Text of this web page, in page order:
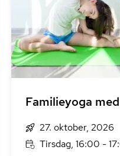
Familieyoga
27. oktober, 2026
Tirsdag, 16:00 -